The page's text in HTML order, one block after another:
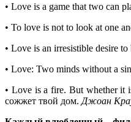
• Love is a game that two can
• To love is not to look at one
• Love is an irresistible desire
• Love: Two minds without a
• Love is a fire. But whether it
сожжет твой дом. Джоан